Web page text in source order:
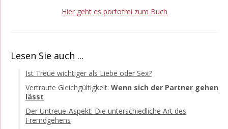
Hier geht es portofrei zum Buch
Lesen Sie auch ...
Ist Treue wichtiger als Liebe oder Sex?
Vertraute Gleichgültigkeit: Wenn sich der Partner gehen
lässt
Der Untreue-Aspekt: Die unterschiedliche Art des
Fremdgehens